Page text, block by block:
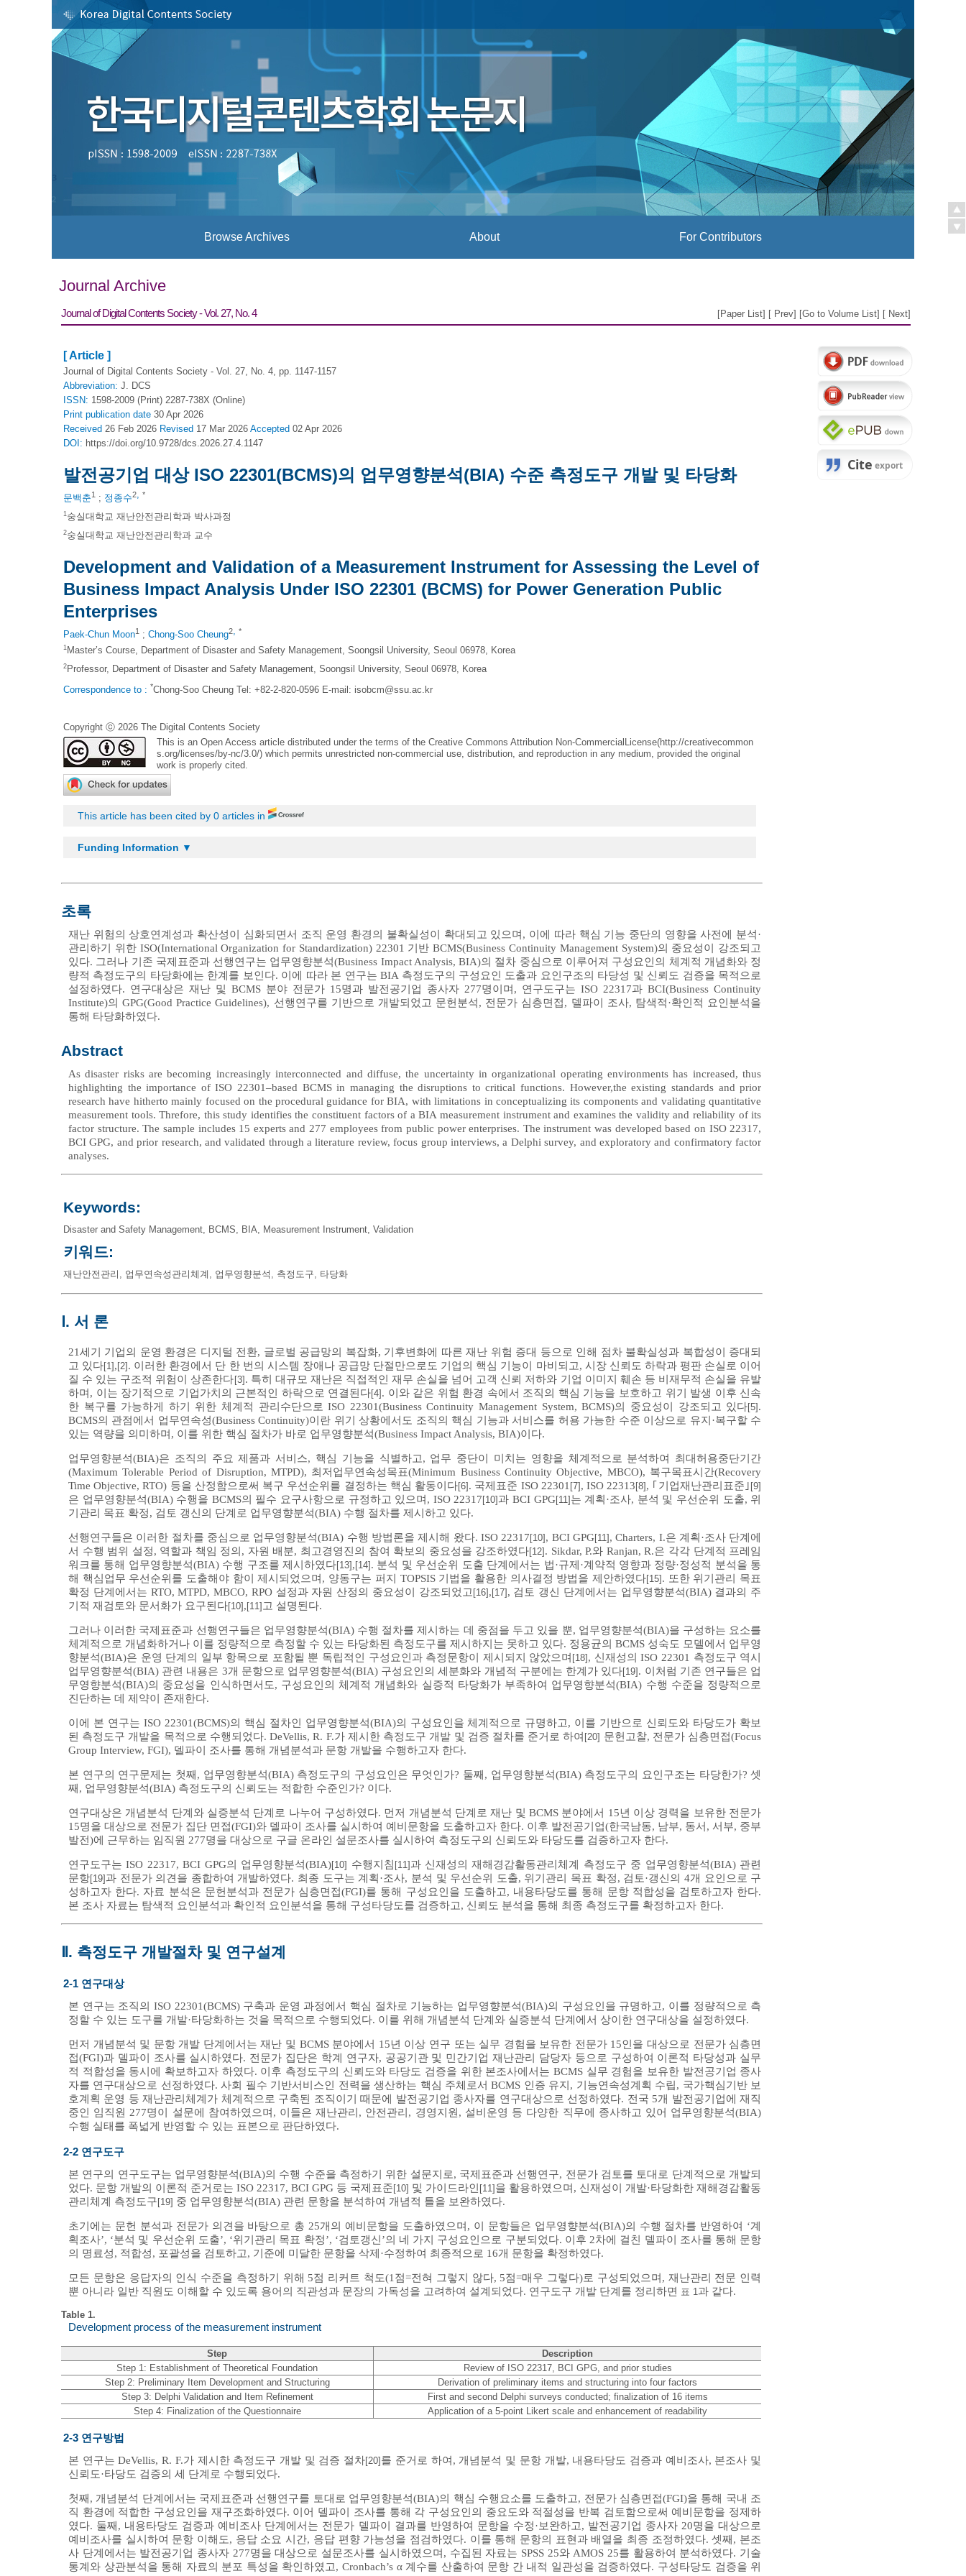
Browse Archives About For Contributors
Journal Archive
Journal of Digital Contents Society - Vol. 27, No. 4 [Paper List] [ Prev] [Go to Volume List] [ Next]
[ Article ]
Journal of Digital Contents Society - Vol. 27, No. 4, pp. 1147-1157
Abbreviation: J. DCS
ISSN: 1598-2009 (Print) 2287-738X (Online)
Print publication date 30 Apr 2026
Received 26 Feb 2026 Revised 17 Mar 2026 Accepted 02 Apr 2026
DOI: https://doi.org/10.9728/dcs.2026.27.4.1147
발전공기업 대상 ISO 22301(BCMS)의 업무영향분석(BIA) 수준 측정도구 개발 및 타당화
문백춘1 ; 정종수2, *
1숭실대학교 재난안전관리학과 박사과정
2숭실대학교 재난안전관리학과 교수
Development and Validation of a Measurement Instrument for Assessing the Level of
Business Impact Analysis Under ISO 22301 (BCMS) for Power Generation Public
Enterprises
Paek-Chun Moon1 ; Chong-Soo Cheung2, *
1 Master’s Course, Department of Disaster and Safety Management, Soongsil University, Seoul 06978, Korea
2 Professor, Department of Disaster and Safety Management, Soongsil University, Seoul 06978, Korea
Correspondence to : *Chong-Soo Cheung Tel: +82-2-820-0596 E-mail: isobcm@ssu.ac.kr
Copyright ⓒ 2026 The Digital Contents Society
This is an Open Access article distributed under the terms of the Creative Commons Attribution Non-CommercialLicense(http://creativecommon
s.org/licenses/by-nc/3.0/) which permits unrestricted non-commercial use, distribution, and reproduction in any medium, provided the original
work is properly cited.
This article has been cited by 0 articles in
Funding Information ▼
초록
재난 위험의 상호연계성과 확산성이 심화되면서 조직 운영 환경의 불확실성이 확대되고 있으며, 이에 따라 핵심 기능 중단의 영향을 사전에 분석·
관리하기 위한 ISO(International Organization for Standardization) 22301 기반 BCMS(Business Continuity Management System)의 중요성이 강조되고
있다. 그러나 기존 국제표준과 선행연구는 업무영향분석(Business Impact Analysis, BIA)의 절차 중심으로 이루어져 구성요인의 체계적 개념화와 정
량적 측정도구의 타당화에는 한계를 보인다. 이에 따라 본 연구는 BIA 측정도구의 구성요인 도출과 요인구조의 타당성 및 신뢰도 검증을 목적으로
설정하였다. 연구대상은 재난 및 BCMS 분야 전문가 15명과 발전공기업 종사자 277명이며, 연구도구는 ISO 22317과 BCI(Business Continuity
Institute)의 GPG(Good Practice Guidelines), 선행연구를 기반으로 개발되었고 문헌분석, 전문가 심층면접, 델파이 조사, 탐색적·확인적 요인분석을
통해 타당화하였다.
Abstract
As disaster risks are becoming increasingly interconnected and diffuse, the uncertainty in organizational operating environments has increased, thus
highlighting the importance of ISO 22301–based BCMS in managing the disruptions to critical functions. However,the existing standards and prior
research have hitherto mainly focused on the procedural guidance for BIA, with limitations in conceptualizing its components and validating quantitative
measurement tools. Threfore, this study identifies the constituent factors of a BIA measurement instrument and examines the validity and reliability of its
factor structure. The sample includes 15 experts and 277 employees from public power enterprises. The instrument was developed based on ISO 22317,
BCI GPG, and prior research, and validated through a literature review, focus group interviews, a Delphi survey, and exploratory and confirmatory factor
analyses.
Keywords:
Disaster and Safety Management, BCMS, BIA, Measurement Instrument, Validation
키워드:
재난안전관리 , 업무연속성관리체계 , 업무영향분석 , 측정도구, 타당화
Ⅰ. 서 론
21세기 기업의 운영 환경은 디지털 전환, 글로벌 공급망의 복잡화, 기후변화에 따른 재난 위험 증대 등으로 인해 점차 불확실성과 복합성이 증대되
고 있다[1] , [2] . 이러한 환경에서 단 한 번의 시스템 장애나 공급망 단절만으로도 기업의 핵심 기능이 마비되고, 시장 신뢰도 하락과 평판 손실로 이어
질 수 있는 구조적 위험이 상존한다 [3] . 특히 대규모 재난은 직접적인 재무 손실을 넘어 고객 신뢰 저하와 기업 이미지 훼손 등 비재무적 손실을 유발
하며, 이는 장기적으로 기업가치의 근본적인 하락으로 연결된다[4] . 이와 같은 위험 환경 속에서 조직의 핵심 기능을 보호하고 위기 발생 이후 신속
한 복구를 가능하게 하기 위한 체계적 관리수단으로 ISO 22301(Business Continuity Management System, BCMS)의 중요성이 강조되고 있다[5] .
BCMS의 관점에서 업무연속성(Business Continuity)이란 위기 상황에서도 조직의 핵심 기능과 서비스를 허용 가능한 수준 이상으로 유지·복구할 수
있는 역량을 의미하며, 이를 위한 핵심 절차가 바로 업무영향분석(Business Impact Analysis, BIA)이다.
업무영향분석(BIA)은 조직의 주요 제품과 서비스, 핵심 기능을 식별하고, 업무 중단이 미치는 영향을 체계적으로 분석하여 최대허용중단기간
(Maximum Tolerable Period of Disruption, MTPD), 최저업무연속성목표(Minimum Business Continuity Objective, MBCO), 복구목표시간(Recovery
Time Objective, RTO) 등을 산정함으로써 복구 우선순위를 결정하는 핵심 활동이다[6] . 국제표준 ISO 22301 [7] , ISO 22313 [8] , ｢기업재난관리표준｣ [9]
은 업무영향분석(BIA) 수행을 BCMS의 필수 요구사항으로 규정하고 있으며, ISO 22317 [10]과 BCI GPG[11] 는 계획·조사, 분석 및 우선순위 도출, 위
기관리 목표 확정, 검토 갱신의 단계로 업무영향분석(BIA) 수행 절차를 제시하고 있다.
선행연구들은 이러한 절차를 중심으로 업무영향분석(BIA) 수행 방법론을 제시해 왔다. ISO 22317 [10] , BCI GPG[11] , Charters, I.은 계획·조사 단계에
서 수행 범위 설정, 역할과 책임 정의, 자원 배분, 최고경영진의 참여 확보의 중요성을 강조하였다[12] . Sikdar, P.와 Ranjan, R.은 각각 단계적 프레임
워크를 통해 업무영향분석(BIA) 수행 구조를 제시하였다[13] , [14] . 분석 및 우선순위 도출 단계에서는 법·규제·계약적 영향과 정량·정성적 분석을 통
해 핵심업무 우선순위를 도출해야 함이 제시되었으며, 양동구는 퍼지 TOPSIS 기법을 활용한 의사결정 방법을 제안하였다[15] . 또한 위기관리 목표
확정 단계에서는 RTO, MTPD, MBCO, RPO 설정과 자원 산정의 중요성이 강조되었고 [16] , [17] , 검토 갱신 단계에서는 업무영향분석(BIA) 결과의 주
기적 재검토와 문서화가 요구된다[10] , [11] 고 설명된다.
그러나 이러한 국제표준과 선행연구들은 업무영향분석(BIA) 수행 절차를 제시하는 데 중점을 두고 있을 뿐, 업무영향분석(BIA)을 구성하는 요소를
체계적으로 개념화하거나 이를 정량적으로 측정할 수 있는 타당화된 측정도구를 제시하지는 못하고 있다. 정용균의 BCMS 성숙도 모델에서 업무영
향분석(BIA)은 운영 단계의 일부 항목으로 포함될 뿐 독립적인 구성요인과 측정문항이 제시되지 않았으며 [18] , 신재성의 ISO 22301 측정도구 역시
업무영향분석(BIA) 관련 내용은 3개 문항으로 업무영향분석(BIA) 구성요인의 세분화와 개념적 구분에는 한계가 있다[19] . 이처럼 기존 연구들은 업
무영향분석(BIA)의 중요성을 인식하면서도, 구성요인의 체계적 개념화와 실증적 타당화가 부족하여 업무영향분석(BIA) 수행 수준을 정량적으로
진단하는 데 제약이 존재한다.
이에 본 연구는 ISO 22301(BCMS)의 핵심 절차인 업무영향분석(BIA)의 구성요인을 체계적으로 규명하고, 이를 기반으로 신뢰도와 타당도가 확보
된 측정도구 개발을 목적으로 수행되었다. DeVellis, R. F.가 제시한 측정도구 개발 및 검증 절차를 준거로 하여 [20] 문헌고찰, 전문가 심층면접(Focus
Group Interview, FGI), 델파이 조사를 통해 개념분석과 문항 개발을 수행하고자 한다.
본 연구의 연구문제는 첫째, 업무영향분석(BIA) 측정도구의 구성요인은 무엇인가? 둘째, 업무영향분석(BIA) 측정도구의 요인구조는 타당한가? 셋
째, 업무영향분석(BIA) 측정도구의 신뢰도는 적합한 수준인가? 이다.
연구대상은 개념분석 단계와 실증분석 단계로 나누어 구성하였다. 먼저 개념분석 단계로 재난 및 BCMS 분야에서 15년 이상 경력을 보유한 전문가
15명을 대상으로 전문가 집단 면접(FGI)와 델파이 조사를 실시하여 예비문항을 도출하고자 한다. 이후 발전공기업(한국남동, 남부, 동서, 서부, 중부
발전)에 근무하는 임직원 277명을 대상으로 구글 온라인 설문조사를 실시하여 측정도구의 신뢰도와 타당도를 검증하고자 한다.
연구도구는 ISO 22317, BCI GPG의 업무영향분석(BIA)[10] 수행지침 [11]과 신재성의 재해경감활동관리체계 측정도구 중 업무영향분석(BIA) 관련
문항[19]과 전문가 의견을 종합하여 개발하였다. 최종 도구는 계획·조사, 분석 및 우선순위 도출, 위기관리 목표 확정, 검토·갱신의 4개 요인으로 구
성하고자 한다. 자료 분석은 문헌분석과 전문가 심층면접(FGI)를 통해 구성요인을 도출하고, 내용타당도를 통해 문항 적합성을 검토하고자 한다.
본 조사 자료는 탐색적 요인분석과 확인적 요인분석을 통해 구성타당도를 검증하고, 신뢰도 분석을 통해 최종 측정도구를 확정하고자 한다.
Ⅱ. 측정도구 개발절차 및 연구설계
2-1 연구대상
본 연구는 조직의 ISO 22301(BCMS) 구축과 운영 과정에서 핵심 절차로 기능하는 업무영향분석(BIA)의 구성요인을 규명하고, 이를 정량적으로 측
정할 수 있는 도구를 개발·타당화하는 것을 목적으로 수행되었다. 이를 위해 개념분석 단계와 실증분석 단계에서 상이한 연구대상을 설정하였다.
먼저 개념분석 및 문항 개발 단계에서는 재난 및 BCMS 분야에서 15년 이상 연구 또는 실무 경험을 보유한 전문가 15인을 대상으로 전문가 심층면
접(FGI)과 델파이 조사를 실시하였다. 전문가 집단은 학계 연구자, 공공기관 및 민간기업 재난관리 담당자 등으로 구성하여 이론적 타당성과 실무
적 적합성을 동시에 확보하고자 하였다. 이후 측정도구의 신뢰도와 타당도 검증을 위한 본조사에서는 BCMS 실무 경험을 보유한 발전공기업 종사
자를 연구대상으로 선정하였다. 사회 필수 기반서비스인 전력을 생산하는 핵심 주체로서 BCMS 인증 유지, 기능연속성계획 수립, 국가핵심기반 보
호계획 운영 등 재난관리체계가 체계적으로 구축된 조직이기 때문에 발전공기업 종사자를 연구대상으로 선정하였다. 전국 5개 발전공기업에 재직
중인 임직원 277명이 설문에 참여하였으며, 이들은 재난관리, 안전관리, 경영지원, 설비운영 등 다양한 직무에 종사하고 있어 업무영향분석(BIA)
수행 실태를 폭넓게 반영할 수 있는 표본으로 판단하였다.
2-2 연구도구
본 연구의 연구도구는 업무영향분석(BIA)의 수행 수준을 측정하기 위한 설문지로, 국제표준과 선행연구, 전문가 검토를 토대로 단계적으로 개발되
었다. 문항 개발의 이론적 준거로는 ISO 22317, BCI GPG 등 국제표준 [10] 및 가이드라인 [11] 을 활용하였으며, 신재성이 개발·타당화한 재해경감활동
관리체계 측정도구 [19] 중 업무영향분석(BIA) 관련 문항을 분석하여 개념적 틀을 보완하였다.
초기에는 문헌 분석과 전문가 의견을 바탕으로 총 25개의 예비문항을 도출하였으며, 이 문항들은 업무영향분석(BIA)의 수행 절차를 반영하여 ‘계
획조사’, ‘분석 및 우선순위 도출’, ‘위기관리 목표 확정’, ‘검토갱신’의 네 가지 구성요인으로 구분되었다. 이후 2차에 걸친 델파이 조사를 통해 문항
의 명료성, 적합성, 포괄성을 검토하고, 기준에 미달한 문항을 삭제·수정하여 최종적으로 16개 문항을 확정하였다.
모든 문항은 응답자의 인식 수준을 측정하기 위해 5점 리커트 척도(1점=전혀 그렇지 않다, 5점=매우 그렇다)로 구성되었으며, 재난관리 전문 인력
뿐 아니라 일반 직원도 이해할 수 있도록 용어의 직관성과 문장의 가독성을 고려하여 설계되었다. 연구도구 개발 단계를 정리하면 표 1과 같다.
Table 1.
Development process of the measurement instrument
Step
Description
Step 1: Establishment of Theoretical Foundation
Review of ISO 22317, BCI GPG, and prior studies
Step 2: Preliminary Item Development and Structuring
Derivation of preliminary items and structuring into four factors
Step 3: Delphi Validation and Item Refinement
First and second Delphi surveys conducted; finalization of 16 items
Step 4: Finalization of the Questionnaire
Application of a 5-point Likert scale and enhancement of readability
2-3 연구방법
본 연구는 DeVellis, R. F.가 제시한 측정도구 개발 및 검증 절차[20] 를 준거로 하여, 개념분석 및 문항 개발, 내용타당도 검증과 예비조사, 본조사 및
신뢰도·타당도 검증의 세 단계로 수행되었다.
첫째, 개념분석 단계에서는 국제표준과 선행연구를 토대로 업무영향분석(BIA)의 핵심 수행요소를 도출하고, 전문가 심층면접(FGI)을 통해 국내 조
직 환경에 적합한 구성요인을 재구조화하였다. 이어 델파이 조사를 통해 각 구성요인의 중요도와 적절성을 반복 검토함으로써 예비문항을 정제하
였다. 둘째, 내용타당도 검증과 예비조사 단계에서는 전문가 델파이 결과를 반영하여 문항을 수정·보완하고, 발전공기업 종사자 20명을 대상으로
예비조사를 실시하여 문항 이해도, 응답 소요 시간, 응답 편향 가능성을 점검하였다. 이를 통해 문항의 표현과 배열을 최종 조정하였다. 셋째, 본조
사 단계에서는 발전공기업 종사자 277명을 대상으로 설문조사를 실시하였으며, 수집된 자료는 SPSS 25와 AMOS 25를 활용하여 분석하였다. 기술
통계와 상관분석을 통해 자료의 분포 특성을 확인하였고, Cronbach’s α 계수를 산출하여 문항 간 내적 일관성을 검증하였다. 구성타당도 검증을 위